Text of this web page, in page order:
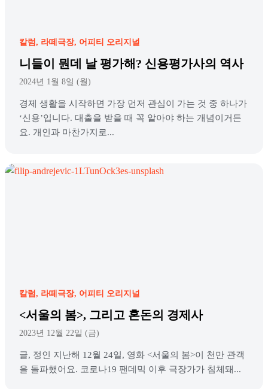
칼럼 라떼극장 어피티 오리지널
니들이 뭔데 날 평가해? 신용평가사의 역사
2024년 1월 8일 (월)
경제 생활을 시작하면 가장 먼저 관심이 가는 것 중 하나가
‘신용’입니다. 대출을 받을 때 꼭 알아야 하는 개념이거든
요. 개인과 마찬가지로...
칼럼 라떼극장 어피티 오리지널
<서울의 봄>, 그리고 혼돈의 경제사
2023년 12월 22일 (금)
글, 정인 지난해 12월 24일, 영화 <서울의 봄>이 천만 관객
을 돌파했어요. 코로나19 팬데믹 이후 극장가가 침체돼...